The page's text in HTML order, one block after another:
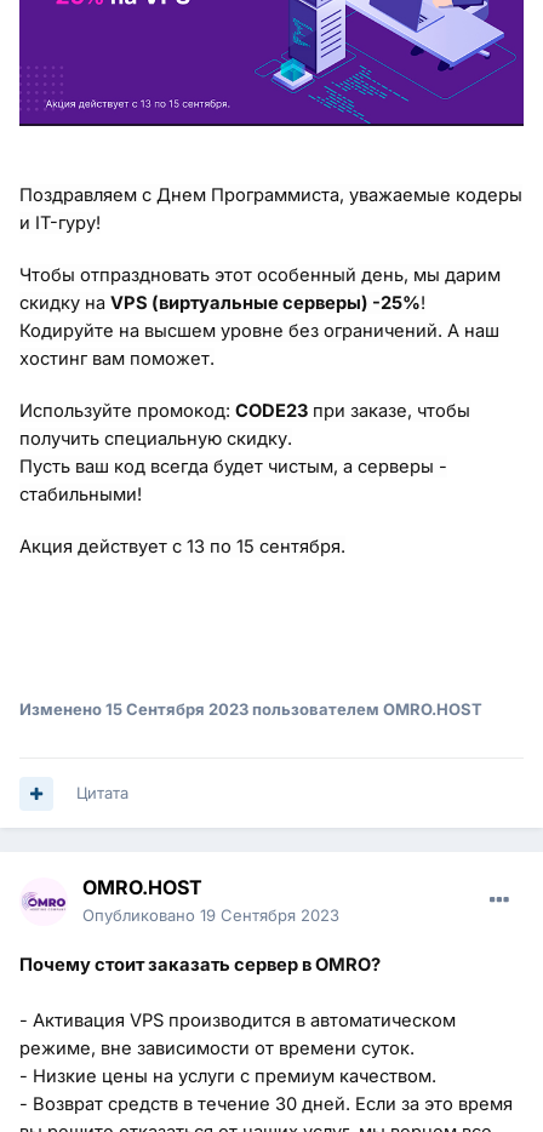
Поздравляем с Днем Программиста, уважаемые кодеры
и IT-гуру!
Чтобы отпраздновать этот особенный день, мы дарим
скидку на VPS (виртуальные серверы) -25%!
Кодируйте на высшем уровне без ограничений. А наш
хостинг вам поможет.
Используйте промокод: CODE23 при заказе, чтобы
получить специальную скидку.
Пусть ваш код всегда будет чистым, а серверы -
стабильными!
Акция действует с 13 по 15 сентября.
Изменено15 Сентября 2023пользователем OMRO.HOST
Цитата
OMRO.HOST
Опубликовано 19 Сентября 2023
Почему стоит заказать сервер в OMRO?
- Активация VPS производится в автоматическом
режиме, вне зависимости от времени суток.
- Низкие цены на услуги с премиум качеством.
- Возврат средств в течение 30 дней. Если за это время